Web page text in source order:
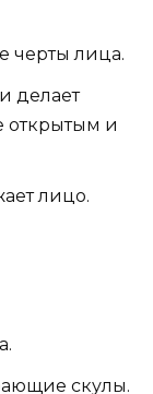
черты лица.
делает
открытым и
лицо.
скулы.